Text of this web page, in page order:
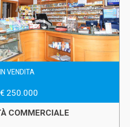
IN VENDITA
€ 250.000
COMMERCIALE